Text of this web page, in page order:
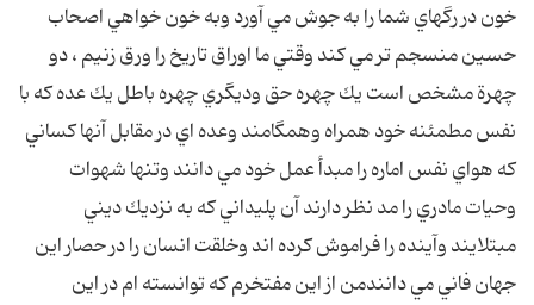
خون در رگهاي شما را به جوش مي آورد وبه خون خواهي اصحاب
حسين منسجم تر مي كند وقتي ما اوراق تاريخ را ورق زنيم ، دو
چهرة مشخص است يك چهره حق وديگري چهره باطل يك عده كه با
نفس مطمئنه خود همراه وهمگامند وعده اي در مقابل آنها كساني
كه هواي نفس اماره را مبدأ عمل خود مي دانند وتنها شهوات
وحيات مادري را مد نظر دارند آن پليداني كه به نزديك ديني
مبتلايند وآينده را فراموش كرده اند وخلقت انسان را در حصار اين
جهان فاني مي دانندمن از اين مفتخرم كه توانسته ام در اين